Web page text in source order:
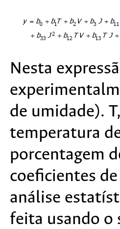
Nesta
de umidade).
temperatura
porcentagem
coeficientes
análise
feita usando o